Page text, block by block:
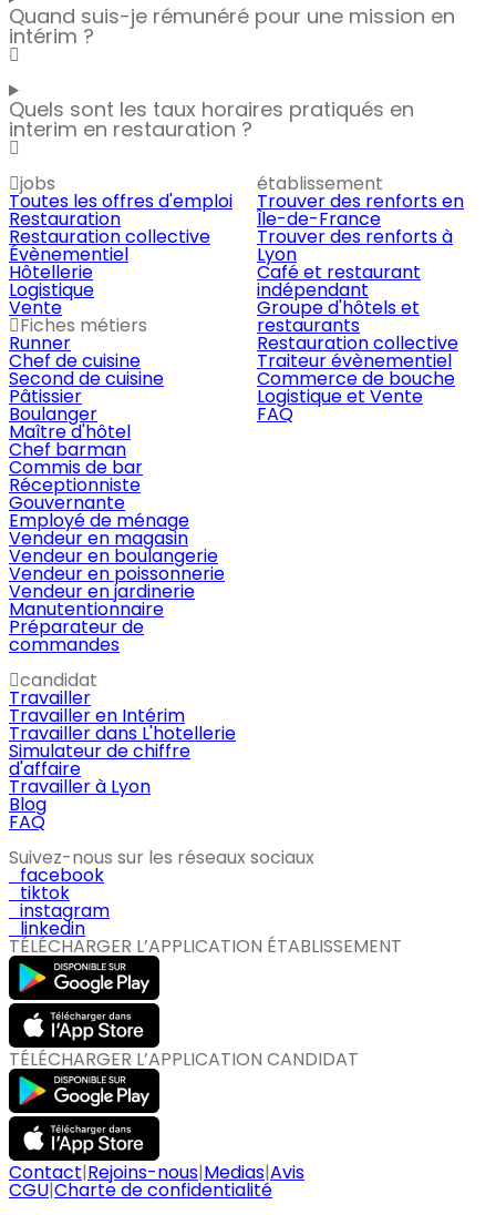
Quand suis-je rémunéré pour une mission en
intérim ?
Quels sont les taux horaires pratiqués en
interim en restauration ?
jobs
Toutes les offres d'emploi
Restauration
Restauration collective
Évènementiel
Hôtellerie
Logistique
Vente
Fiches métiers
Runner
Chef de cuisine
Second de cuisine
Pâtissier
Boulanger
Maître d'hôtel
Chef barman
Commis de bar
Réceptionniste
Gouvernante
Employé de ménage
Vendeur en magasin
Vendeur en boulangerie
Vendeur en poissonnerie
Vendeur en jardinerie
Manutentionnaire
Préparateur de
commandes
établissement
Trouver des renforts en
Île-de-France
Trouver des renforts à
Lyon
Café et restaurant
indépendant
Groupe d'hôtels et
restaurants
Restauration collective
Traiteur évènementiel
Commerce de bouche
Logistique et Vente
FAQ
candidat
Travailler
Travailler en Intérim
Travailler dans L'hotellerie
Simulateur de chiffre
d'affaire
Travailler à Lyon
Blog
FAQ
Suivez-nous sur les réseaux sociaux
facebook
tiktok
instagram
linkedin
TÉLÉCHARGER L’APPLICATION ÉTABLISSEMENT
TÉLÉCHARGER L’APPLICATION CANDIDAT
Contact|Rejoins-nous|Medias|Avis
CGU|Charte de confidentialité